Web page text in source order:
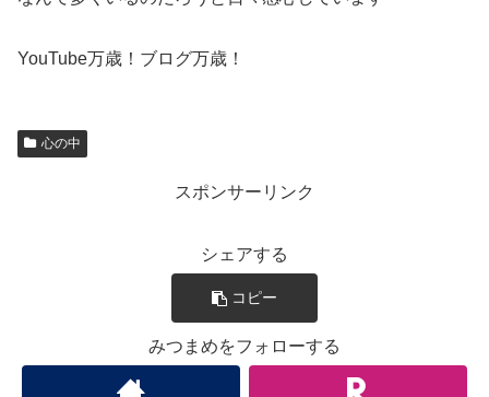
YouTube万歳！ブログ万歳！
心の中
スポンサーリンク
シェアする
コピー
みつまめをフォローする